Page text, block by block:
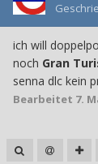
ich will
noch Gran
senna dlc kein
Bearbeitet 7.